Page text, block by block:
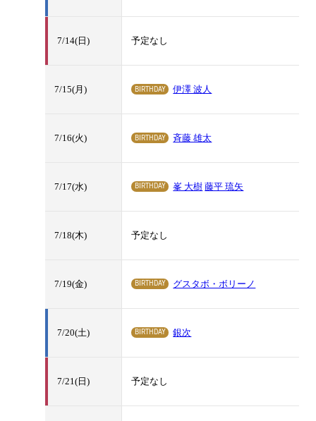
7/14(日) 予定なし
7/15(月) BIRTHDAY 伊澤 波人
7/16(火) BIRTHDAY 斉藤 雄太
7/17(水) BIRTHDAY 峯 大樹 藤平 琉矢
7/18(木) 予定なし
7/19(金) BIRTHDAY グスタボ・ボリーノ
7/20(土) BIRTHDAY 銀次
7/21(日) 予定なし